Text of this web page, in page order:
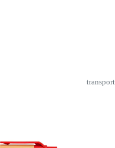
transport